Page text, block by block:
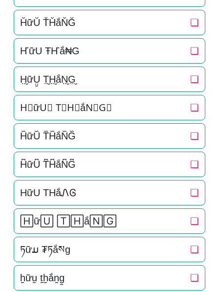
H̆ữŬ T̆H̆ắN̆Ğ ❏
ҤữU ŦҤắ₦G ❏
H̤̮ữṲ̮ T̤̮H̤̮ắN̤̮G̤̮ ❏
H⃘ữU⃘ T⃘H⃘ắN⃘G⃘ ❏
H᷈ữU᷈ T᷈H᷈ắN᷈G᷈ ❏
H͆ữU͆ T͆H͆ắN͆G͆ ❏
HữU THắᏁᎶ ❏
🄷ữ🅄 🅃🄷ắ🄽🄶 ❏
ཏữມ ₮ཏắསg ❏
h̠ữu̠ t̠h̠ắn̠g̠ ❏